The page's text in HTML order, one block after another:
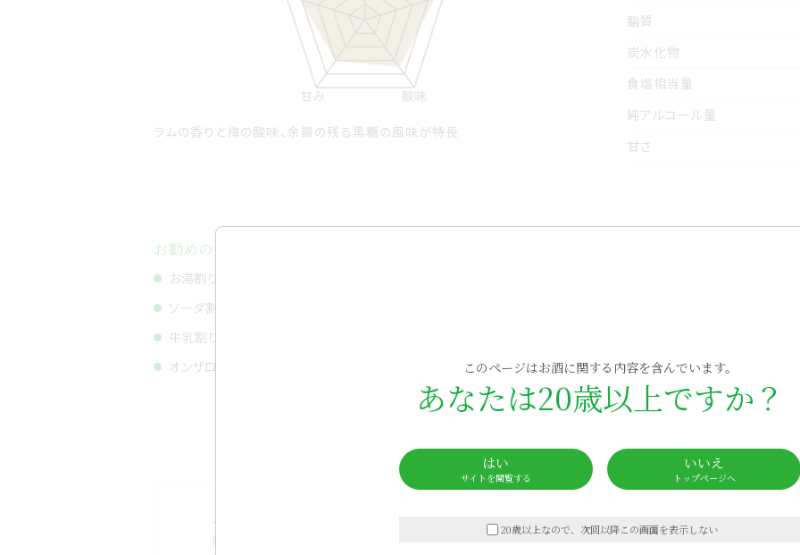
ラムの香りと梅の酸味、余韻の残る黒糖の風味が特長
脂質
炭水化物
食塩相当量
純アルコール量
甘さ
お勧めの飲み方
お湯割り
ソーダ割り
牛乳割り
オンザロック
お取り扱い店の皆様へ
販促用POPのダウンロードはこちら
このページはお酒に関する内容を含んでいます。
あなたは20歳以上ですか？
はい
サイトを閲覧する
いいえ
トップページへ
20歳以上なので、次回以降この画面を表示しない